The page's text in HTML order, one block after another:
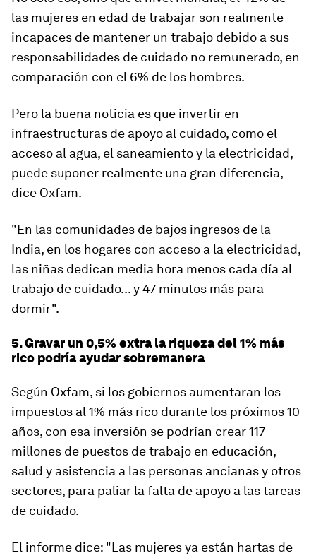
las mujeres en edad de trabajar son realmente
incapaces de mantener un trabajo debido a sus
responsabilidades de cuidado no remunerado, en
comparación con el 6% de los hombres.
Pero la buena noticia es que invertir en
infraestructuras de apoyo al cuidado, como el
acceso al agua, el saneamiento y la electricidad,
puede suponer realmente una gran diferencia,
dice Oxfam.
"En las comunidades de bajos ingresos de la
India, en los hogares con acceso a la electricidad,
las niñas dedican media hora menos cada día al
trabajo de cuidado... y 47 minutos más para
dormir".
5. Gravar un 0,5% extra la riqueza del 1% más
rico podría ayudar sobremanera
Según Oxfam, si los gobiernos aumentaran los
impuestos al 1% más rico durante los próximos 10
años, con esa inversión se podrían crear 117
millones de puestos de trabajo en educación,
salud y asistencia a las personas ancianas y otros
sectores, para paliar la falta de apoyo a las tareas
de cuidado.
El informe dice: "Las mujeres ya están hartas de